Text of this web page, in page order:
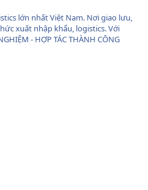
lớn nhất Việt Nam. Nơi giao lưu,
xuất nhập khẩu, logistics. Với
- HỢP TÁC THÀNH CÔNG